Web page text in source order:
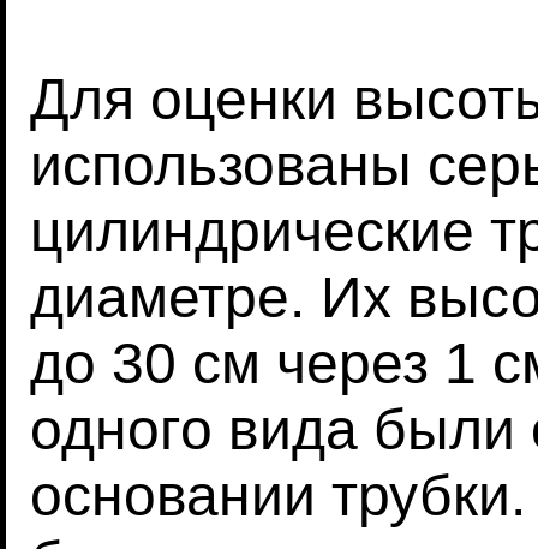
Для оценки
использованы
цилиндрические
диаметре. Их
до 30 см через 1
одного вида были
основании